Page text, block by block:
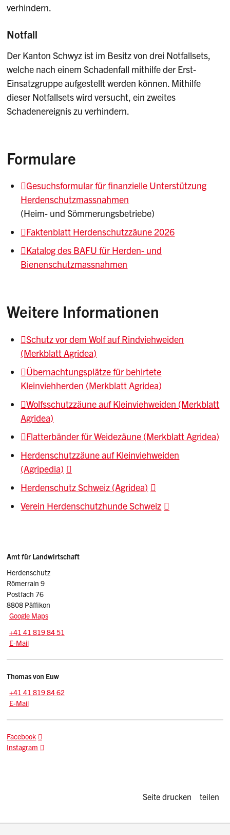
verhindern.
Notfall
Der Kanton Schwyz ist im Besitz von drei Notfallsets,
welche nach einem Schadenfall mithilfe der Erst-
Einsatzgruppe aufgestellt werden können. Mithilfe
dieser Notfallsets wird versucht, ein zweites
Schadenereignis zu verhindern.
Formulare
Gesuchsformular für finanzielle Unterstützung
Herdenschutzmassnahmen
(Heim- und Sömmerungsbetriebe)
Faktenblatt Herdenschutzzäune 2026
Katalog des BAFU für Herden- und
Bienenschutzmassnahmen
Weitere Informationen
Schutz vor dem Wolf auf Rindviehweiden
(Merkblatt Agridea)
Übernachtungsplätze für behirtete
Kleinviehherden (Merkblatt Agridea)
Wolfsschutzzäune auf Kleinviehweiden (Merkblatt
Agridea)
Flatterbänder für Weidezäune (Merkblatt Agridea)
Herdenschutzzäune auf Kleinviehweiden
(Agripedia)
Herdenschutz Schweiz (Agridea)
Verein Herdenschutzhunde Schweiz
Sidebar
Adresse
Amt für Landwirtschaft
Herdenschutz
Römerrain 9
Postfach 76
8808 Päffikon
Google Maps
Tel.:
+41 41 819 84 51
E-Mail: herdenschutz.afl
E-Mail
Thomasvon Euw
Zentrale:
+41 41 819 84 62
E-Mail: thomas.voneuw
E-Mail
Facebook
Instagram
Diese Seite
Seite drucken teilen